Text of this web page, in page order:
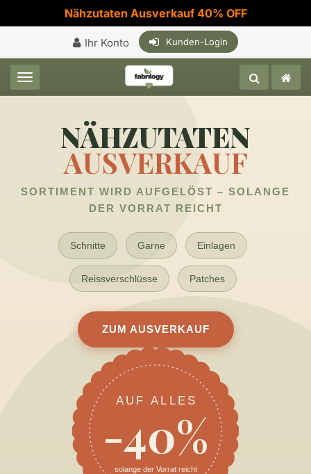
Nähzutaten Ausverkauf 40% OFF
Ihr Konto Kunden-Login
Toggle navigation
NÄHZUTATEN
AUSVERKAUF
SORTIMENT WIRD AUFGELÖST – SOLANGE
DER VORRAT REICHT
Schnitte Garne Einlagen
Reissverschlüsse Patches
ZUM AUSVERKAUF
AUF ALLES
-40%
solange der Vorrat reicht